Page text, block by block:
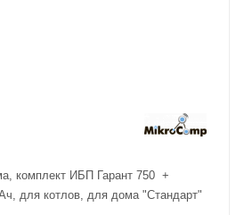
комплект ИБП Гарант 750 +
для котлов, для дома "Стандарт"